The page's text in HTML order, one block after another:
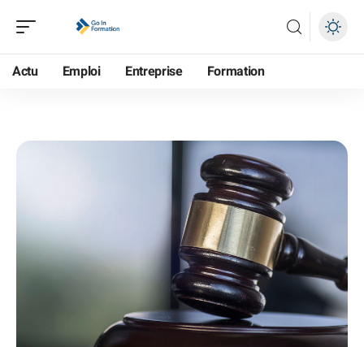
Actu Emploi Entreprise Formation